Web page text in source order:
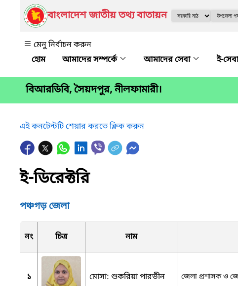
বাংলাদেশ জাতীয় তথ্য বাতায়ন
মেনু নির্বাচন করুন
আমাদের সম্পর্কে
আমাদের সেবা ই-
বিআরডিবি, সৈয়দপুর, নীলফামারী।
এই কনটেন্টটি শেয়ার করতে ক্লিক করুন
ই-ডিরেক্টরি
পঞ্চগড় জেলা
নং চিত্র নাম
১ মোসা: শুকরিয়া পারভীন জেলা প্রশাসক ও